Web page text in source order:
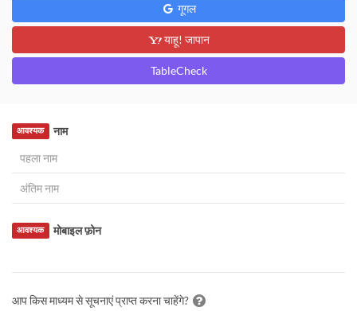
गूगल
याहू! जापान
TableCheck
नाम
आवश्यक
मोबाइल फ़ोन
आवश्यक
आप किस माध्यम से सूचनाएं प्राप्त करना चाहेंगे?